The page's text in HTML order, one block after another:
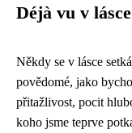
Déjà vu v lásce
Někdy se v lásce
povědomé, jako
přitažlivost, pocit
koho jsme teprve